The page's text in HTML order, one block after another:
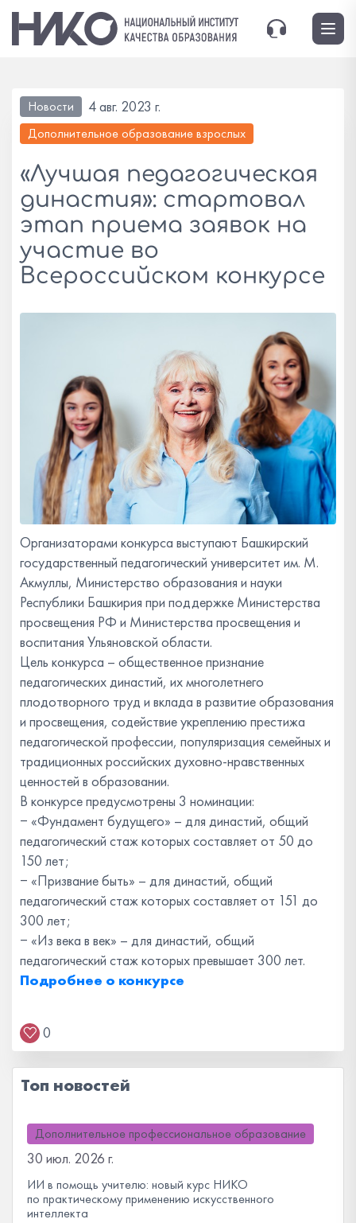
Новости 4 авг. 2023 г.
Дополнительное образование взрослых
«Лучшая педагогическая
династия»: стартовал
этап приема заявок на
участие во
Всероссийском конкурсе
Организаторами конкурса выступают Башкирский
государственный педагогический университет им. М.
Акмуллы, Министерство образования и науки
Республики Башкирия при поддержке Министерства
просвещения РФ и Министерства просвещения и
воспитания Ульяновской области.
Цель конкурса – общественное признание
педагогических династий, их многолетнего
плодотворного труд и вклада в развитие образования
и просвещения, содействие укреплению престижа
педагогической профессии, популяризация семейных и
традиционных российских духовно-нравственных
ценностей в образовании.
В конкурсе предусмотрены 3 номинации:
‒ «Фундамент будущего» – для династий, общий
педагогический стаж которых составляет от 50 до
150 лет;
‒ «Призвание быть» – для династий, общий
педагогический стаж которых составляет от 151 до
300 лет;
‒ «Из века в век» – для династий, общий
педагогический стаж которых превышает 300 лет.
Подробнее о конкурсе
0
Топ новостей
Дополнительное профессиональное образование
30 июл. 2026 г.
ИИ в помощь учителю: новый курс НИКО
по практическому применению искусственного
интеллекта